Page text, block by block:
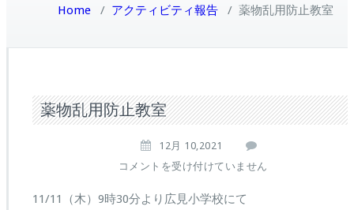
Home / アクティビティ報告 / 薬物乱用防止教室
薬物乱用防止教室
12月 10,2021
薬
乱
コメントを受け付けていません
11/11（木）9時30分より広見小学校にて